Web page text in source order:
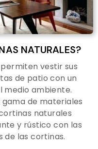
NATURALES?
vestir sus
de patio con un
medio ambiente.
de materiales
naturales
y rústico con las
de las cortinas.